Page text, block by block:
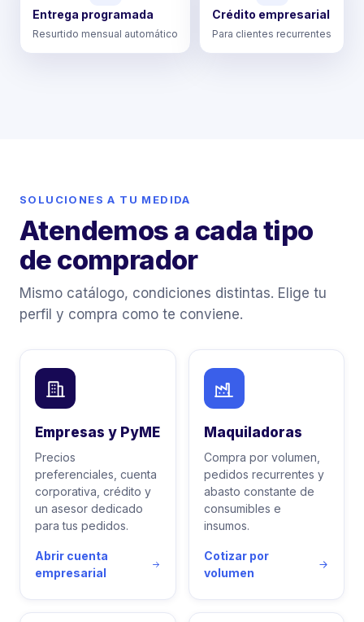
Entrega programada
Resurtido mensual automático
Crédito empresarial
Para clientes recurrentes
SOLUCIONES A TU MEDIDA
Atendemos a cada tipo
de comprador
Mismo catálogo, condiciones distintas. Elige tu
perfil y compra como te conviene.
Empresas y PyME
Precios
preferenciales, cuenta
corporativa, crédito y
un asesor dedicado
para tus pedidos.
Abrir cuenta
empresarial
Maquiladoras
Compra por volumen,
pedidos recurrentes y
abasto constante de
consumibles e
insumos.
Cotizar por
volumen